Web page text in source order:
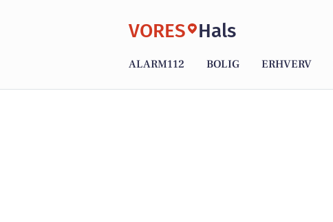
VORES Hals
ALARM112 BOLIG ERHVERV